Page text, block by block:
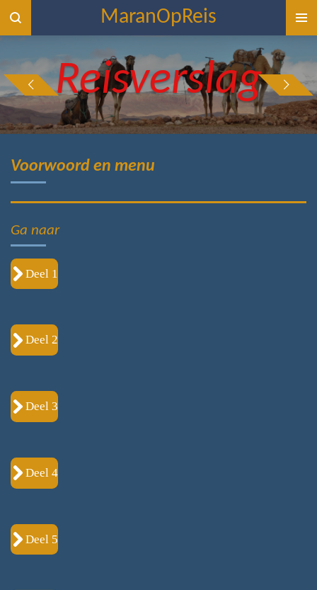
Ga
direct
de
hoofdinhoud
MaranOpReis
Reisverslag
Voorwoord en menu
Ga naar
Deel 1
Deel 2
Deel 3
Deel 4
Deel 5